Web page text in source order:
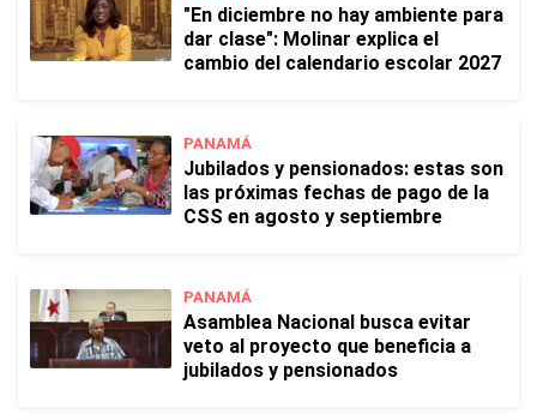
"En diciembre no hay ambiente para
dar clase": Molinar explica el
cambio del calendario escolar 2027
PANAMÁ
Jubilados y pensionados: estas son
las próximas fechas de pago de la
CSS en agosto y septiembre
PANAMÁ
Asamblea Nacional busca evitar
veto al proyecto que beneficia a
jubilados y pensionados